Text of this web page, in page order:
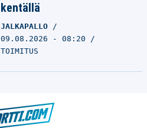
kentällä
JALKAPALLO
09.08.2026 - 08:20
TOIMITUS